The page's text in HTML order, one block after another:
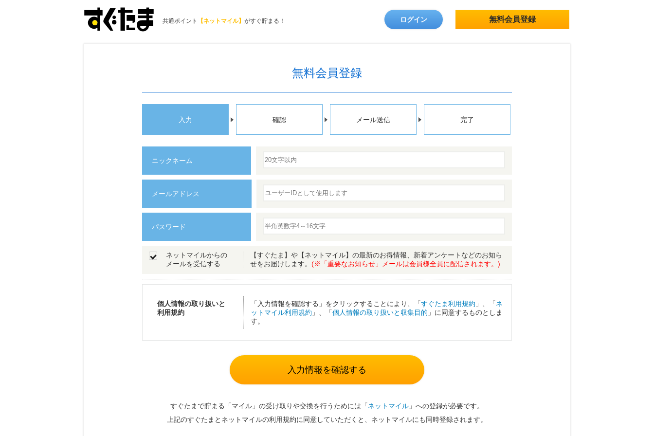
共通ポイント 【ネットマイル】 がすぐ貯まる！ ログイン 無料会員登録
無料会員登録
入力 確認 メール送信 完了
ニックネーム
メールアドレス
パスワード
ネットマイルからの
メールを受信する
【すぐたま】や【ネットマイル】の最新のお得情報、新着アンケートなどのお知ら
せをお届けします。 (※「重要なお知らせ」メールは会員様全員に配信されます。)
個人情報の取り扱いと
利用規約
「入力情報を確認する」をクリックすることにより、「すぐたま利用規約 」、「ネ
ットマイル利用規約 」、「個人情報の取り扱いと収集目的 」に同意するものとしま
す。
入力情報を確認する
すぐたまで貯まる「マイル」の受け取りや交換を行うためには「ネットマイル 」への登録が必要です。
上記のすぐたまとネットマイルの利用規約に同意していただくと、ネットマイルにも同時登録されます。